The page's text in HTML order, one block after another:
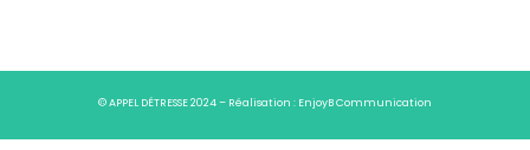
© APPEL DÉTRESSE 2024 – Réalisation : EnjoyB Communication